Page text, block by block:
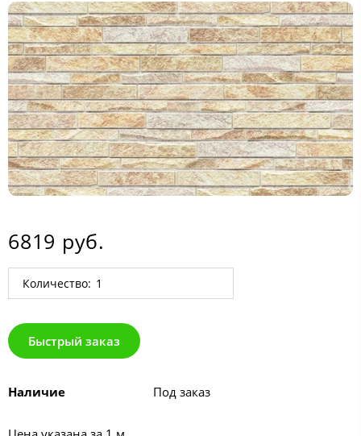
6819 руб.
Количество:
Быстрый заказ
Наличие Под заказ